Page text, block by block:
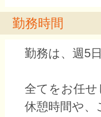
勤務時間
勤務は、週5
全てをお任せ
休憩時間や、